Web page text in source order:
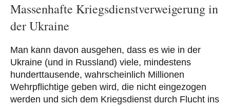
Massenhafte Kriegsdienstverweigerung in
der Ukraine
Man kann davon ausgehen, dass es wie in der
Ukraine (und in Russland) viele, mindestens
hunderttausende, wahrscheinlich Millionen
Wehrpflichtige geben wird, die nicht eingezogen
werden und sich dem Kriegsdienst durch Flucht ins